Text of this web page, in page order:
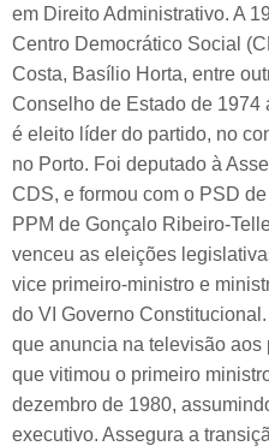
em Direito Administrativo. A
Centro Democrático Social
Costa, Basílio Horta, entre
Conselho de Estado de 1974
é eleito líder do partido, no
no Porto. Foi deputado à
CDS, e formou com o PSD
PPM de Gonçalo Ribeiro-
venceu as eleições
vice primeiro-ministro e
do VI Governo
que anuncia na televisão
que vitimou o primeiro
dezembro de 1980,
executivo. Assegura a